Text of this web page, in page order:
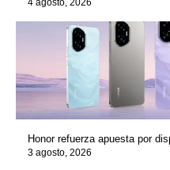
4 agosto, 2026
Honor refuerza apuesta por
3 agosto, 2026